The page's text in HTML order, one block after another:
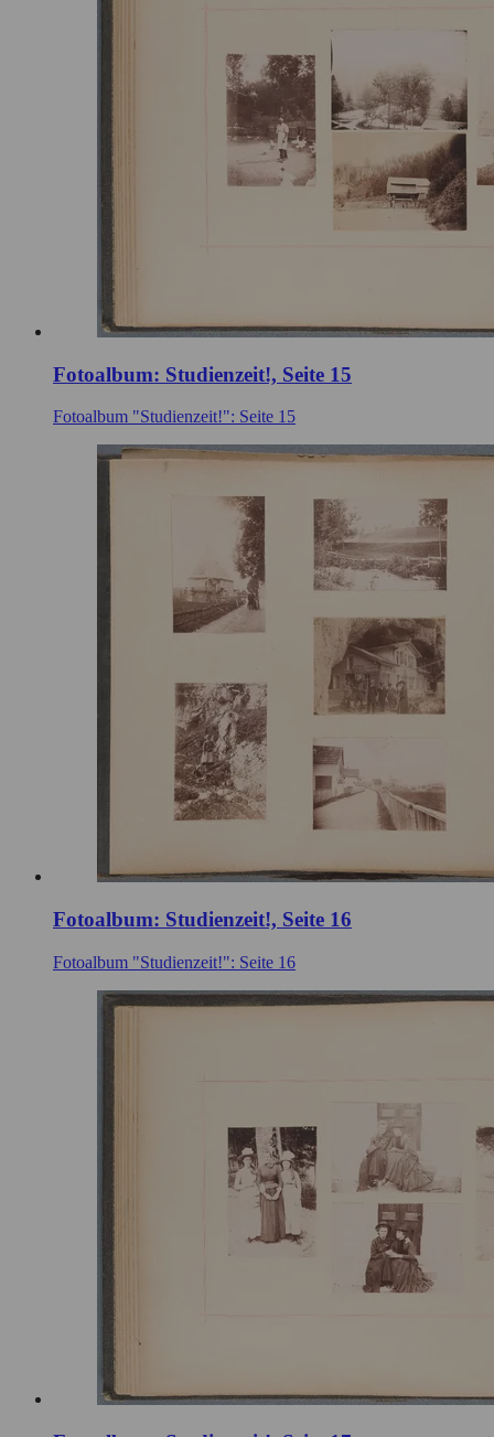
Fotoalbum: Studienzeit!, Seite 15
Fotoalbum "Studienzeit!": Seite 15
Fotoalbum: Studienzeit!, Seite 16
Fotoalbum "Studienzeit!": Seite 16